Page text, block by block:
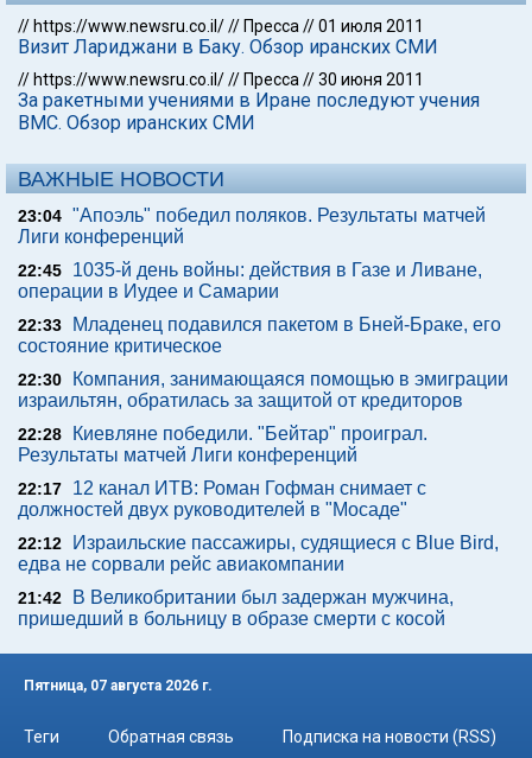
// https://www.newsru.co.il/// Пресса //01 июля 2011
Визит Лариджани в Баку. Обзор иранских СМИ
// https://www.newsru.co.il/// Пресса //30 июня 2011
За ракетными учениями в Иране последуют учения
ВМС. Обзор иранских СМИ
ВАЖНЫЕ НОВОСТИ
23:04 "Апоэль" победил поляков. Результаты матчей
Лиги конференций
22:45
1035-й день войны: действия в Газе и Ливане,
операции в Иудее и Самарии
22:33
Младенец подавился пакетом в Бней-Браке, его
состояние критическое
22:30
Компания, занимающаяся помощью в эмиграции
израильтян, обратилась за защитой от кредиторов
22:28
Киевляне победили. "Бейтар" проиграл.
Результаты матчей Лиги конференций
22:17
12 канал ИТВ: Роман Гофман снимает с
должностей двух руководителей в "Мосаде"
22:12
Израильские пассажиры, судящиеся с Blue Bird,
едва не сорвали рейс авиакомпании
21:42
В Великобритании был задержан мужчина,
пришедший в больницу в образе смерти с косой
Пятница, 07 августа 2026 г.
Теги Обратная связь
Подписка на новости (RSS)